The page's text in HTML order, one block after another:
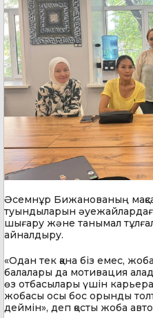
Әсемнұр Бижанованың
туындыларын
шығару және танымал
айналдыру.
«Одан тек қана біз емес,
балалары да мотивация
өз отбасылары үшін
жобасы осы бос орынды
деймін», деп қосты жоба